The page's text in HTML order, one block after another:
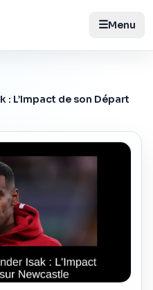
☰Menu
: L’Impact de son Départ